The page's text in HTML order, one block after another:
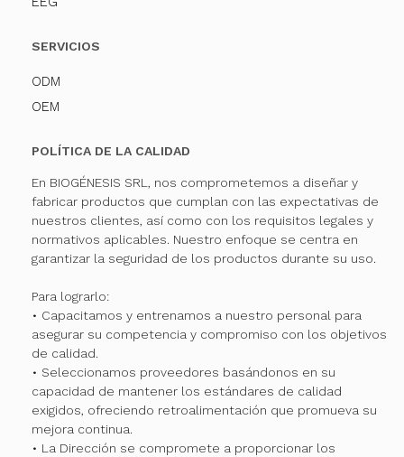
SERVICIOS
ODM
OEM
POLÍTICA DE LA CALIDAD
En BIOGÉNESIS SRL, nos comprometemos a diseñar y
fabricar productos que cumplan con las expectativas de
nuestros clientes, así como con los requisitos legales y
normativos aplicables. Nuestro enfoque se centra en
garantizar la seguridad de los productos durante su uso.
Para lograrlo:
• Capacitamos y entrenamos a nuestro personal para
asegurar su competencia y compromiso con los objetivos
de calidad.
• Seleccionamos proveedores basándonos en su
capacidad de mantener los estándares de calidad
exigidos, ofreciendo retroalimentación que promueva su
mejora continua.
• La Dirección se compromete a proporcionar los